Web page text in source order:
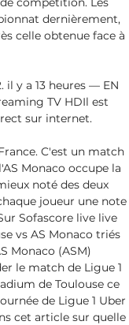
dernièrement,
celle obtenue face à
il y a 13 heures — EN
TV HDIl est
sur internet.
C'est un match
Monaco occupe la
noté des deux
joueur une note
Sofascore live live
vs AS Monaco triés
Monaco (ASM)
le match de Ligue 1
de Toulouse ce
de Ligue 1 Uber
cet article sur quelle